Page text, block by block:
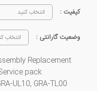
کیفیت : انتخاب کنید
وضعیت گارانتی : انتخاب
Replacement
pack
UL10, GRA-TL00